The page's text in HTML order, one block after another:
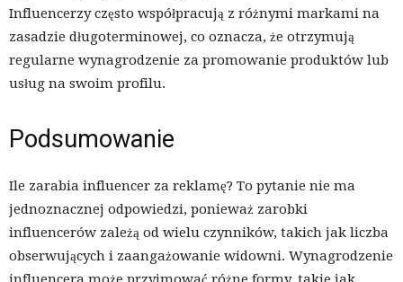
Influencerzy często współpracują z różnymi markami na
zasadzie długoterminowej, co oznacza, że otrzymują
regularne wynagrodzenie za promowanie produktów lub
usług na swoim profilu.
Podsumowanie
Ile zarabia influencer za reklamę? To pytanie nie ma
jednoznacznej odpowiedzi, ponieważ zarobki
influencerów zależą od wielu czynników, takich jak liczba
obserwujących i zaangażowanie widowni. Wynagrodzenie